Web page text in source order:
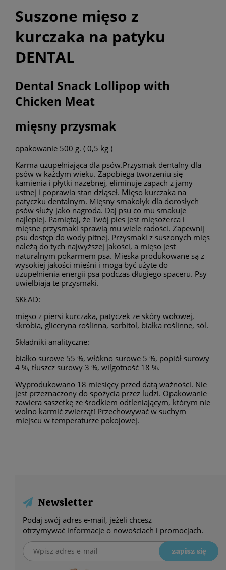
Suszone mięso z
kurczaka na patyku
DENTAL
Dental Snack Lollipop with
Chicken Meat
mięsny przysmak
opakowanie 500 g. ( 0,5 kg )
Karma uzupełniająca dla psów.Przysmak dentalny dla
psów w każdym wieku. Zapobiega tworzeniu się
kamienia i płytki nazębnej, eliminuje zapach z jamy
ustnej i poprawia stan dziąseł. Mięso kurczaka na
patyczku dentalnym. Mięsny smakołyk dla dorosłych
psów służy jako nagroda. Daj psu co mu smakuje
najlepiej. Pamiętaj, że Twój pies jest mięsożerca i
mięsne przysmaki sprawią mu wiele radości. Zapewnij
psu dostęp do wody pitnej. Przysmaki z suszonych mięs
należą do tych najwyższej jakości, a mięso jest
naturalnym pokarmem psa. Mięska produkowane są z
wysokiej jakości mięśni i mogą być użyte do
uzupełnienia energii psa podczas długiego spaceru. Psy
uwielbiają te przysmaki.
SKŁAD:
mięso z piersi kurczaka, patyczek ze skóry wołowej,
skrobia, gliceryna roślinna, sorbitol, białka roślinne, sól.
Składniki analityczne:
białko surowe 55 %, włókno surowe 5 %, popiół surowy
4 %, tłuszcz surowy 3 %, wilgotność 18 %.
Wyprodukowano 18 miesięcy przed datą ważności. Nie
jest przeznaczony do spożycia przez ludzi. Opakowanie
zawiera saszetkę ze środkiem odtleniającym, którym nie
wolno karmić zwierząt! Przechowywać w suchym
miejscu w temperaturze pokojowej.
Newsletter
Podaj swój adres e-mail, jeżeli chcesz
otrzymywać informacje o nowościach i promocjach.
zapisz się